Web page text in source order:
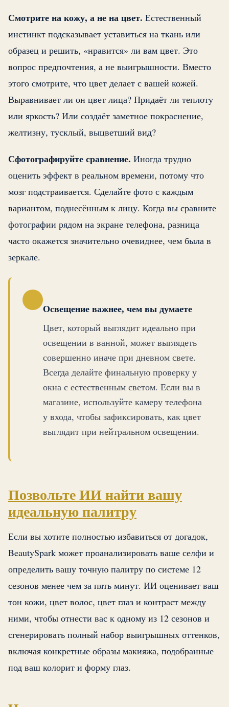
Смотрите на кожу, а не на цвет. Естественный
инстинкт подсказывает уставиться на ткань или
образец и решить, «нравится» ли вам цвет. Это
вопрос предпочтения, а не выигрышности. Вместо
этого смотрите, что цвет делает с вашей кожей.
Выравнивает ли он цвет лица? Придаёт ли теплоту
или яркость? Или создаёт заметное покраснение,
желтизну, тусклый, выцветший вид?
Сфотографируйте сравнение. Иногда трудно
оценить эффект в реальном времени, потому что
мозг подстраивается. Сделайте фото с каждым
вариантом, поднесённым к лицу. Когда вы сравните
фотографии рядом на экране телефона, разница
часто окажется значительно очевиднее, чем была в
зеркале.
Освещение важнее, чем вы думаете
Цвет, который выглядит идеально при
освещении в ванной, может выглядеть
совершенно иначе при дневном свете.
Всегда делайте финальную проверку у
окна с естественным светом. Если вы в
магазине, используйте камеру телефона
у входа, чтобы зафиксировать, как цвет
выглядит при нейтральном освещении.
Позвольте ИИ найти вашу
идеальную палитру
Если вы хотите полностью избавиться от догадок,
BeautySpark может проанализировать ваше селфи и
определить вашу точную палитру по системе 12
сезонов менее чем за пять минут. ИИ оценивает ваш
тон кожи, цвет волос, цвет глаз и контраст между
ними, чтобы отнести вас к одному из 12 сезонов и
сгенерировать полный набор выигрышных оттенков,
включая конкретные образы макияжа, подобранные
под ваш колорит и форму глаз.